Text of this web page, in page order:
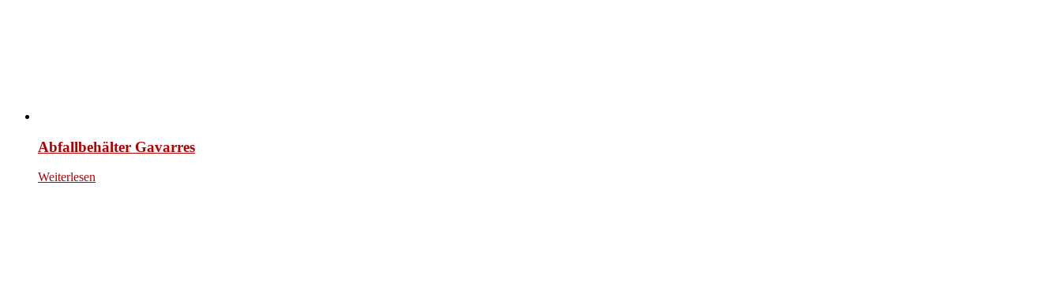
Abfallbehälter Gavarres
Weiterlesen